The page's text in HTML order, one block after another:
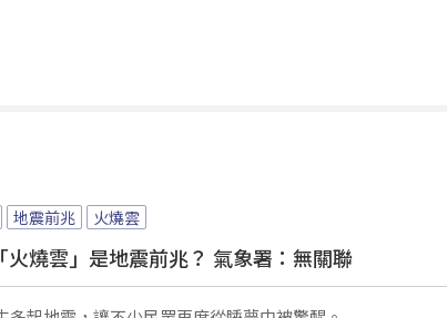
地震前兆 火燒雲
火燒雲」是地震前兆？ 氣象署：無關聯